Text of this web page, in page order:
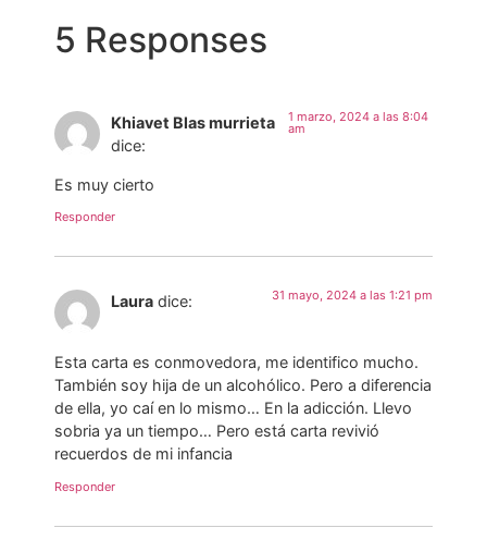
5 Responses
Khiavet Blas murrieta
dice:
1 marzo, 2024 a las 8:04
am
Es muy cierto
Responder
Laura dice: 31 mayo, 2024 a las 1:21 pm
Esta carta es conmovedora, me identifico mucho.
También soy hija de un alcohólico. Pero a diferencia
de ella, yo caí en lo mismo… En la adicción. Llevo
sobria ya un tiempo… Pero está carta revivió
recuerdos de mi infancia
Responder